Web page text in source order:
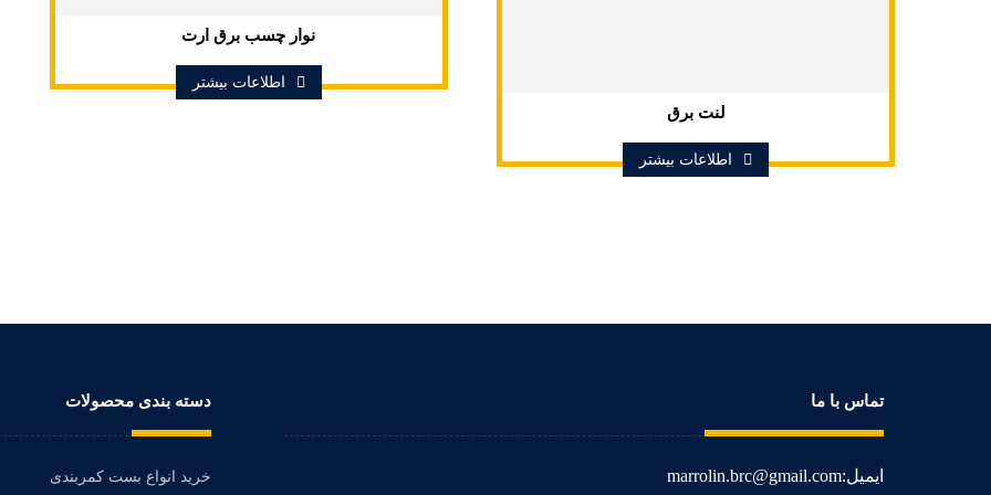
لنت برق
اطلاعات بیشتر
نوار چسب برق ارت
اطلاعات بیشتر
تماس با ما
ایمیل:marrolin.brc@gmail.com
دسته بندی محصولات
خرید انواع بست کمربندی